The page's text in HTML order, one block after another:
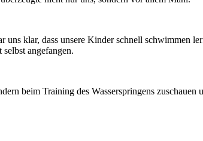
klar, dass unsere Kinder schnell schwimmen
angefangen.
beim Training des Wasserspringens zuschauen